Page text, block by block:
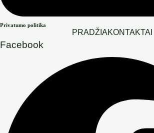
Privatumo politika
PRADŽIAKONTAKTAI
Facebook